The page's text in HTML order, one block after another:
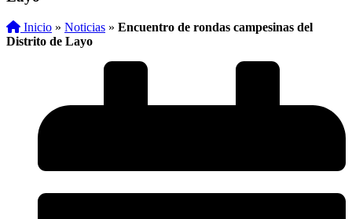
Inicio » Noticias » Encuentro de rondas campesinas del
Distrito de Layo